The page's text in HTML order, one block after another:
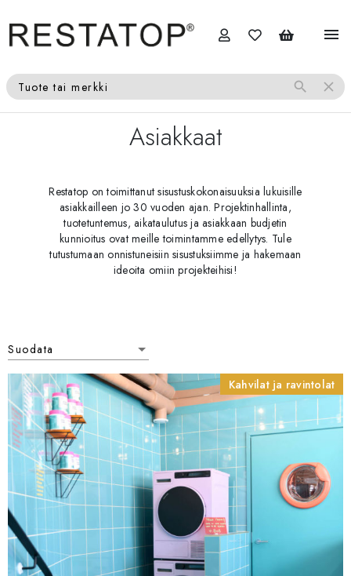
menu
Tuote tai merkki search close
Asiakkaat
Restatop on toimittanut sisustuskokonaisuuksia lukuisille
asiakkailleen jo 30 vuoden ajan. Projektinhallinta,
tuotetuntemus, aikataulutus ja asiakkaan budjetin
kunnioitus ovat meille toimintamme edellytys. Tule
tutustumaan onnistuneisiin sisustuksiimme ja hakemaan
ideoita omiin projekteihisi!
Suodata
Suodata
Kahvilat ja ravintolat